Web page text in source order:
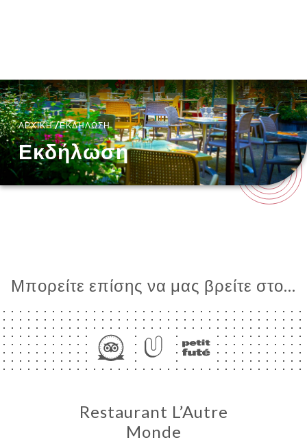
ΑΡΧΙΚΉ/ΕΚΔΉΛΩΣΗ
Εκδήλωση
Μπορείτε επίσης να μας βρείτε στο...
Restaurant L’Autre
Monde